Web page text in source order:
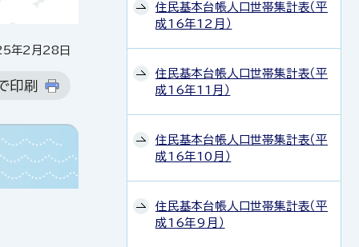
2月28日
印刷
住民基本台帳人口世帯集計表（平
成16年12月）
住民基本台帳人口世帯集計表（平
成16年11月）
住民基本台帳人口世帯集計表（平
成16年10月）
住民基本台帳人口世帯集計表（平
成16年9月）